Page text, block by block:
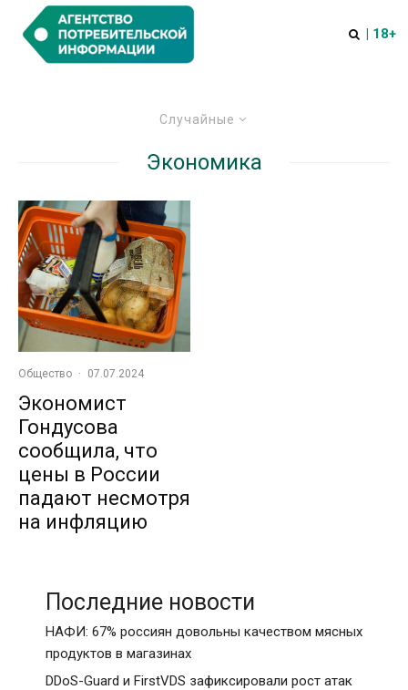
| 18+
Случайные
Экономика
Общество · 07.07.2024
Экономист
Гондусова
сообщила, что
цены в России
падают несмотря
на инфляцию
Последние новости
НАФИ: 67% россиян довольны качеством мясных
продуктов в магазинах
DDoS-Guard и FirstVDS зафиксировали рост атак